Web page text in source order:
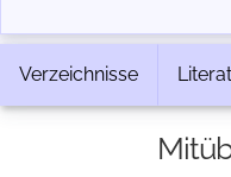
Verzeichnisse